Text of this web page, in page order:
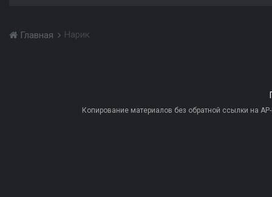
Главная Нарик
Копирование материалов без обратной ссылки на